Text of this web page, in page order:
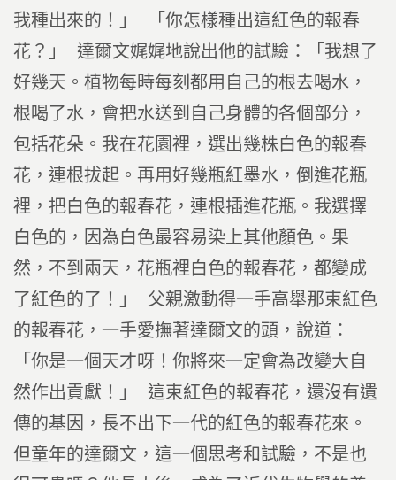
我種出來的！」 「你怎樣種出這紅色的報春
花？」 達爾文娓娓地說出他的試驗：「我想了
好幾天。植物每時每刻都用自己的根去喝水，
根喝了水，會把水送到自己身體的各個部分，
包括花朵。我在花園裡，選出幾株白色的報春
花，連根拔起。再用好幾瓶紅墨水，倒進花瓶
裡，把白色的報春花，連根插進花瓶。我選擇
白色的，因為白色最容易染上其他顏色。果
然，不到兩天，花瓶裡白色的報春花，都變成
了紅色的了！」 父親激動得一手高舉那束紅色
的報春花，一手愛撫著達爾文的頭，說道：
「你是一個天才呀！你將來一定會為改變大自
然作出貢獻！」 這束紅色的報春花，還沒有遺
傳的基因，長不出下一代的紅色的報春花來。
但童年的達爾文，這一個思考和試驗，不是也